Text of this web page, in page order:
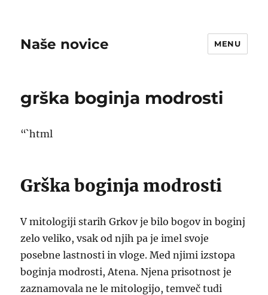
Naše novice MENU
grška boginja modrosti
“`html
Grška boginja modrosti
V mitologiji starih Grkov je bilo bogov in boginj
zelo veliko, vsak od njih pa je imel svoje
posebne lastnosti in vloge. Med njimi izstopa
boginja modrosti, Atena. Njena prisotnost je
zaznamovala ne le mitologijo, temveč tudi